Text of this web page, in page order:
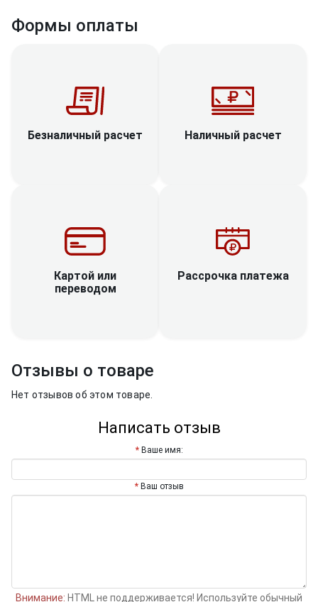
Формы оплаты
Безналичный расчет Наличный расчет
Картой или
переводом
Рассрочка платежа
Отзывы о товаре
Нет отзывов об этом товаре.
Написать отзыв
Ваше имя:
Ваш отзыв
Внимание: HTML не поддерживается! Используйте обычный